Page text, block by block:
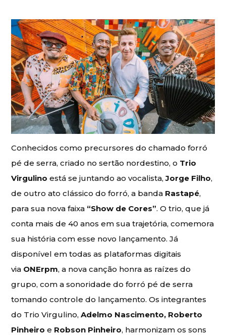
Conhecidos como precursores do chamado forró
pé de serra, criado no sertão nordestino, o Trio
Virgulino está se juntando ao vocalista,Jorge Filho,
de outro ato clássico do forró, a banda Rastapé,
para sua nova faixa “Show de Cores”. O trio, que já
conta mais de 40 anos em sua trajetória, comemora
sua história com esse novo lançamento. Já
disponível em todas as plataformas digitais
via ONErpm, a nova canção honra as raízes do
grupo, com a sonoridade do forró pé de serra
tomando controle do lançamento. Os integrantes
do Trio Virgulino,Adelmo Nascimento, Roberto
Pinheiro e Robson Pinheiro, harmonizam os sons